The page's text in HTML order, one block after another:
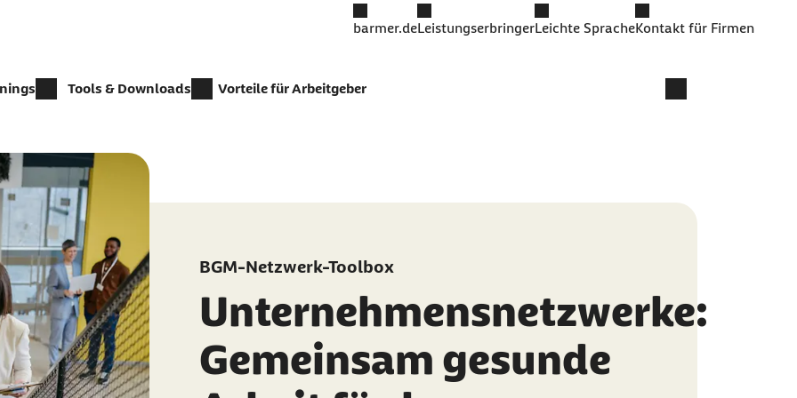
barmer.deLeistungserbringerLeichte SpracheKontakt für Firmen
Tools & Downloads Vorteile für Arbeitgeber
BGM-Netzwerk-Toolbox
Unternehmensnetzwerke:
Gemeinsam gesunde